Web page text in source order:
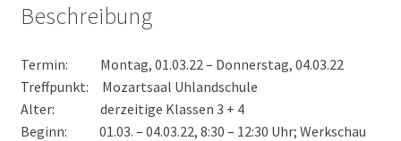
Beschreibung
Termin: Montag, 01.03.22 – Donnerstag, 04.03.22
Treffpunkt: Mozartsaal Uhlandschule
Alter: derzeitige Klassen 3 + 4
Beginn: 01.03. – 04.03.22, 8:30 – 12:30 Uhr; Werkschau